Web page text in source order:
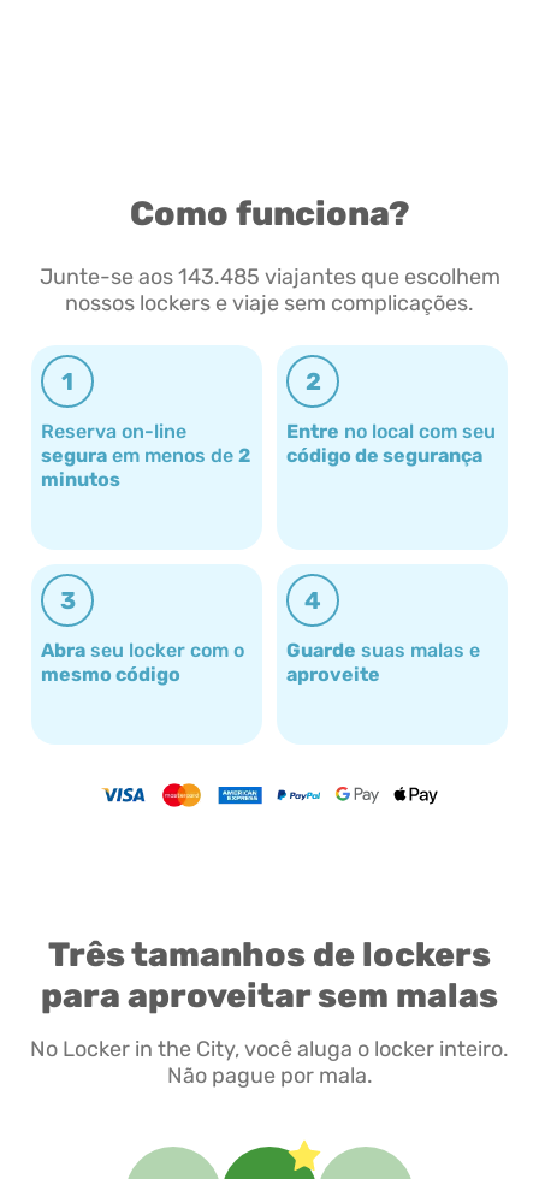
Como funciona?
Junte-se aos 143.485 viajantes que escolhem
nossos lockers e viaje sem complicações.
1
Reserva on-line
segura em menos de 2
minutos
2
Entre no local com seu
código de segurança
3
Abra seu locker com o
mesmo código
4
Guarde suas malas e
aproveite
Três tamanhos de lockers
para aproveitar sem malas
No Locker in the City, você aluga o locker inteiro.
Não pague por mala.